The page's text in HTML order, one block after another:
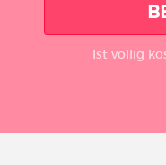
Ist völlig